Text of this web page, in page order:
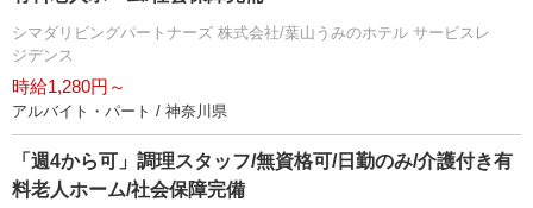
シマダリビングパートナーズ 株式会社/葉山うみのホテル サービスレ
ジデンス
時給1,280円～
アルバイト・パート / 神奈川県
「週4から可」調理スタッフ/無資格可/日勤のみ/介護付き有
料老人ホーム/社会保障完備